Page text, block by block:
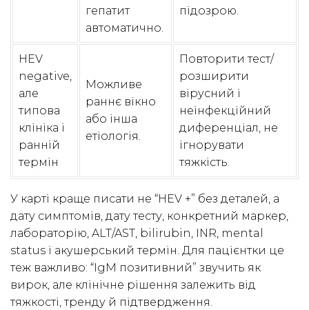
гепатит
автоматично.
підозрою.
HEV
negative,
але
типова
клініка і
ранній
термін
Можливе
раннє вікно
або інша
етіологія.
Повторити тест/
розширити
вірусний і
неінфекційний
диференціал, не
ігнорувати
тяжкість.
У карті краще писати не “HEV +” без деталей, а
дату симптомів, дату тесту, конкретний маркер,
лабораторію, ALT/AST, bilirubin, INR, mental
status і акушерський термін. Для пацієнтки це
теж важливо: “IgM позитивний” звучить як
вирок, але клінічне рішення залежить від
тяжкості, тренду й підтвердження.